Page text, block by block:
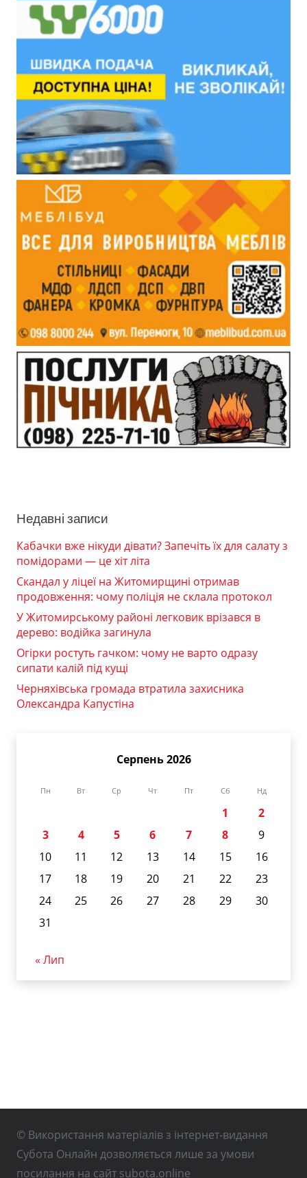
Недавні записи
Кабачки вже нікуди дівати? Запечіть їх для салату з
помідорами — це хіт літа
Скандал у ліцеї на Житомирщині отримав
продовження: чому поліція не склала протокол
У Житомирському районі легковик врізався в
дерево: водійка загинула
Огірки ростуть гачком: чому не варто одразу
сипати калій під кущі
Черняхівська громада втратила захисника
Олександра Капустіна
Серпень 2026
Пн Вт Ср Чт Пт Сб Нд
1
2
3
4 5 6 7 8
9
10
11 12 13 14 15
16
17
18 19 20 21 22
23
24
25 26 27 28 29
30
31
« Лип
© Використання матеріалів з інтернет-видання
Субота Онлайн дозволяється лише за умови
посилання на сайт subota.online